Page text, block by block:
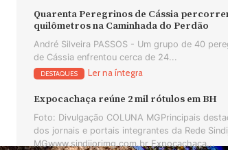
Quarenta Peregrinos de Cássia
quilômetros na Caminhada do Perdão
André Silveira PASSOS - Um grupo de 40
de Cássia enfrentou cerca de 24...
DESTAQUES Ler na íntegra
Expocachaça reúne 2 mil rótulos em BH
Foto: Divulgação COLUNA MGPrincipais
dos jornais e portais integrantes da Rede
MGwww.sindijorimg.com.br Expocachaça...